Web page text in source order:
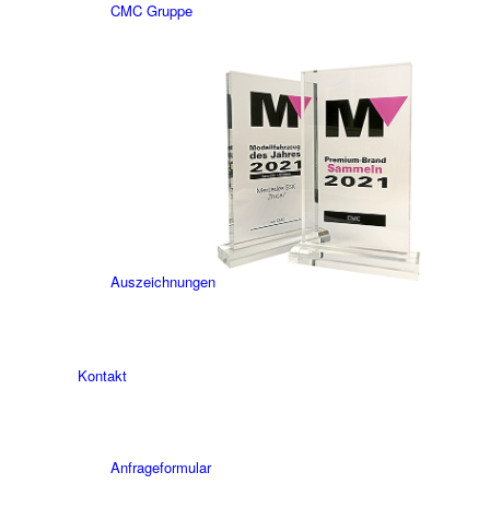
CMC Gruppe
Auszeichnungen
Kontakt
Anfrageformular